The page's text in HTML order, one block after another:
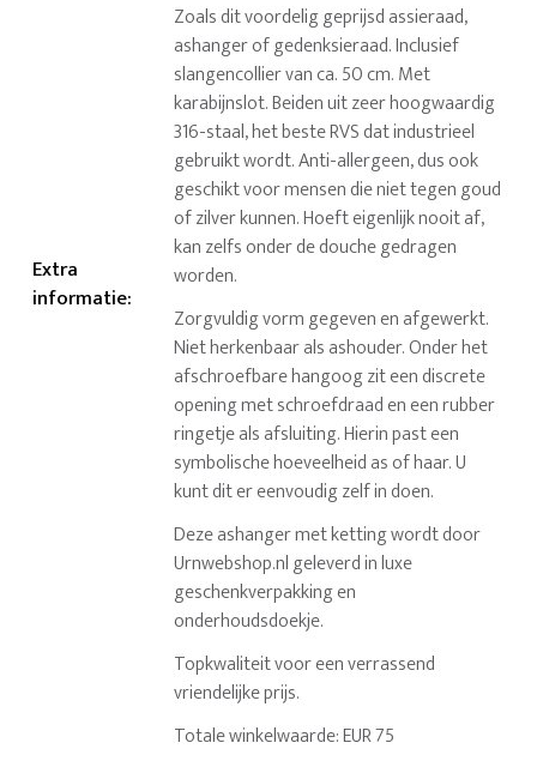
Extra
informatie:
Zoals dit voordelig geprijsd assieraad,
ashanger of gedenksieraad. Inclusief
slangencollier van ca. 50 cm. Met
karabijnslot. Beiden uit zeer hoogwaardig
316-staal, het beste RVS dat industrieel
gebruikt wordt. Anti-allergeen, dus ook
geschikt voor mensen die niet tegen goud
of zilver kunnen. Hoeft eigenlijk nooit af,
kan zelfs onder de douche gedragen
worden.
Zorgvuldig vorm gegeven en afgewerkt.
Niet herkenbaar als ashouder. Onder het
afschroefbare hangoog zit een discrete
opening met schroefdraad en een rubber
ringetje als afsluiting. Hierin past een
symbolische hoeveelheid as of haar. U
kunt dit er eenvoudig zelf in doen.
Deze ashanger met ketting wordt door
Urnwebshop.nl geleverd in luxe
geschenkverpakking en
onderhoudsdoekje.
Topkwaliteit voor een verrassend
vriendelijke prijs.
Totale winkelwaarde: EUR 75